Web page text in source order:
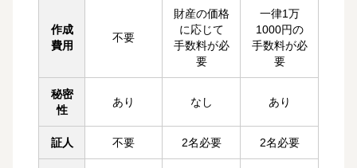
作成
費用
不要
財産の価格
に応じて
手数料が必
要
一律1万
1000円の
手数料が必
要
秘密
性
あり なし あり
証人 不要 2名必要 2名必要